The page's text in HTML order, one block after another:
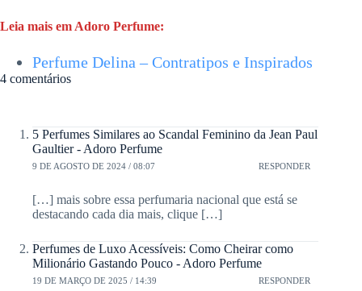
Leia mais em Adoro Perfume:
Perfume Delina – Contratipos e Inspirados
4 comentários
5 Perfumes Similares ao Scandal Feminino da Jean Paul
Gaultier - Adoro Perfume
9 DE AGOSTO DE 2024 / 08:07 RESPONDER
[…] mais sobre essa perfumaria nacional que está se
destacando cada dia mais, clique […]
Perfumes de Luxo Acessíveis: Como Cheirar como
Milionário Gastando Pouco - Adoro Perfume
19 DE MARÇO DE 2025 / 14:39 RESPONDER